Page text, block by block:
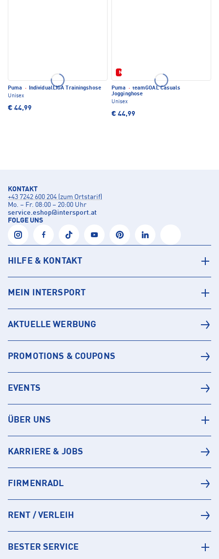
Puma · IndividualLIGA Trainingshose
Unisex
€ 44,99
Neu
Puma · teamGOAL Casuals
Jogginghose
Unisex
€ 44,99
KONTAKT
+43 7242 600 204 (zum Ortstarif)
Mo. – Fr. 08:00 – 20:00 Uhr
service.eshop@intersport.at
FOLGE UNS
HILFE & KONTAKT
MEIN INTERSPORT
AKTUELLE WERBUNG
PROMOTIONS & COUPONS
EVENTS
ÜBER UNS
KARRIERE & JOBS
FIRMENRADL
RENT / VERLEIH
BESTER SERVICE